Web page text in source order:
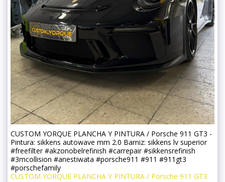
CUSTOM YORQUE PLANCHA Y PINTURA / Porsche 911 GT3 -
Pintura: sikkens autowave mm 2.0 Barniz: sikkens lv superior
#freefilter #akzonobelrefinish #carrepair #sikkensrefinish
#3mcollision #anestiwata #porsche911 #911 #911gt3
#porschefamily
CUSTOM YORQUE PLANCHA Y PINTURA / Porsche 911 GT3